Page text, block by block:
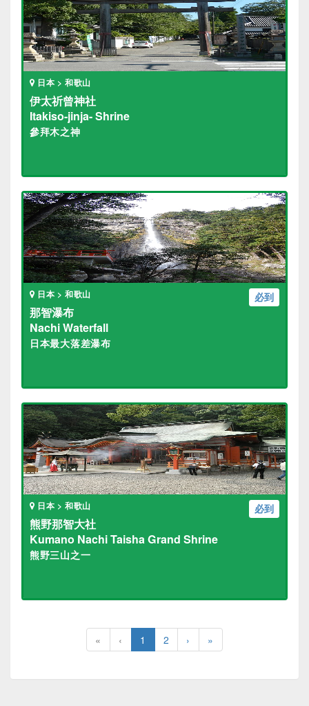
日本 > 和歌山
伊太祈曾神社
Itakiso-jinja- Shrine
參拜木之神
必到
日本 > 和歌山
那智瀑布
Nachi Waterfall
日本最大落差瀑布
必到
日本 > 和歌山
熊野那智大社
Kumano Nachi Taisha Grand Shrine
熊野三山之一
« ‹ 1 2 › »